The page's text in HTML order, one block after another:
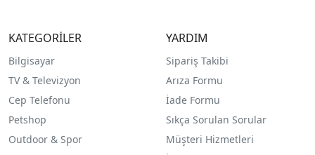
KATEGORİLER
Bilgisayar
TV & Televizyon
Cep Telefonu
Petshop
Outdoor & Spor
YARDIM
Sipariş Takibi
Arıza Formu
İade Formu
Sıkça Sorulan Sorular
Müşteri Hizmetleri